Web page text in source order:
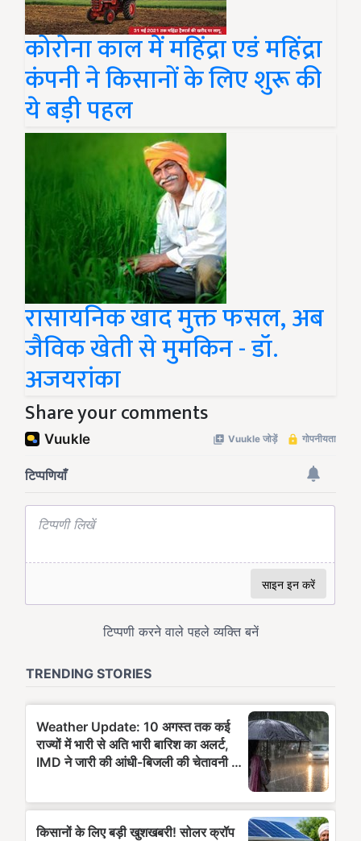
कोरोना काल में महिंद्रा एडं महिंद्रा
कंपनी ने किसानों के लिए शुरू की
ये बड़ी पहल
रासायनिक खाद मुक्त फसल, अब
जैविक खेती से मुमकिन - डॉ.
अजयरांका
Share your comments